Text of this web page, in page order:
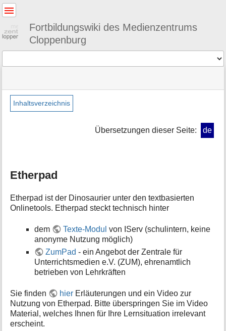
Fortbildungswiki des Medienzentrums
Cloppenburg
befinden
sich
hier:
»
webtools
»
Seiten-
Werkzeuge
f
r
m
u
r
S
Inhaltsverzeichnis
Übersetzungen dieser Seite: de
Etherpad
Etherpad ist der Dinosaurier unter den textbasierten
Onlinetools. Etherpad steckt technisch hinter
dem Texte-Modul von IServ (schulintern, keine
anonyme Nutzung möglich)
ZumPad - ein Angebot der Zentrale für
Unterrichtsmedien e.V. (ZUM), ehrenamtlich
betrieben von Lehrkräften
Sie finden hier Erläuterungen und ein Video zur
Nutzung von Etherpad. Bitte überspringen Sie im Video
Material, welches Ihnen für Ihre Lernsituation irrelevant
erscheint.